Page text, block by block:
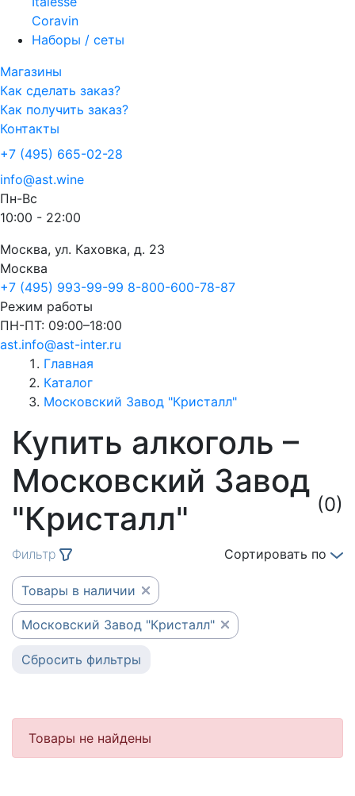
Coravin
Наборы / сеты
Магазины
Как сделать заказ?
Как получить заказ?
Контакты
+7 (495) 665-02-28
info@ast.wine
Пн-Вс
10:00 - 22:00
Москва, ул. Каховка, д. 23
Москва
+7 (495) 993-99-99 8-800-600-78-87
Режим работы
ПН-ПТ: 09:00–18:00
ast.info@ast-inter.ru
Главная
Каталог
Московский Завод "Кристалл"
Купить алкоголь –
Московский Завод
"Кристалл"
(0)
Фильтр Сортировать по
Товары в наличии
Московский Завод "Кристалл"
Сбросить фильтры
Товары не найдены